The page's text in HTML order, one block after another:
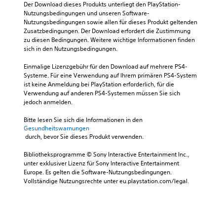
Der Download dieses Produkts unterliegt den PlayStation-
Nutzungsbedingungen und unseren Software-
Nutzungsbedingungen sowie allen für dieses Produkt geltenden
Zusatzbedingungen. Der Download erfordert die Zustimmung
zu diesen Bedingungen. Weitere wichtige Informationen finden
sich in den Nutzungsbedingungen.
Einmalige Lizenzgebühr für den Download auf mehrere PS4-
Systeme. Für eine Verwendung auf Ihrem primären PS4-System
ist keine Anmeldung bei PlayStation erforderlich, für die
Verwendung auf anderen PS4-Systemen müssen Sie sich
jedoch anmelden.
Bitte lesen Sie sich die Informationen in den
Gesundheitswarnungen
durch, bevor Sie dieses Produkt verwenden.
Bibliotheksprogramme © Sony Interactive Entertainment Inc.,
unter exklusiver Lizenz für Sony Interactive Entertainment
Europe. Es gelten die Software-Nutzungsbedingungen.
Vollständige Nutzungsrechte unter eu.playstation.com/legal.